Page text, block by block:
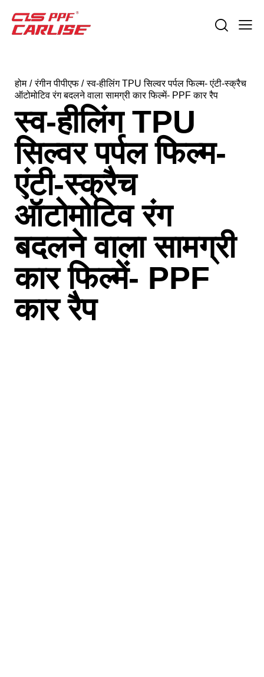
होम रंगीन पीपीएफ
स्व-हीलिंग TPU सिल्वर पर्पल फिल्म- एंटी-स्क्रैच
ऑटोमोटिव रंग बदलने वाला सामग्री कार फिल्में- PPF कार रैप
स्व-हीलिंग TPU
सिल्वर पर्पल फिल्म-
एंटी-स्क्रैच
ऑटोमोटिव रंग
बदलने वाला सामग्री
कार फिल्में- PPF
कार रैप